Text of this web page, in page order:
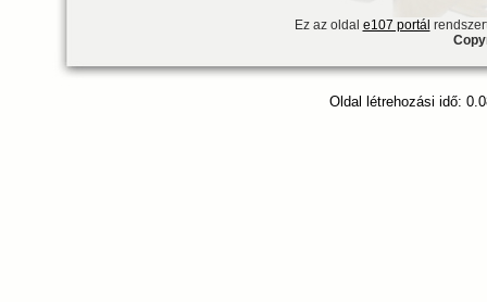
Ez az oldal e107 portál
Oldal létrehozási idő: